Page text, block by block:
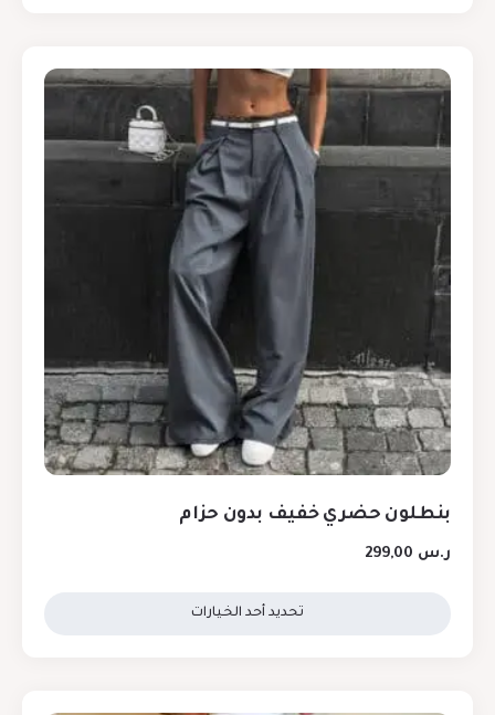
بنطلون حضري خفيف بدون حزام
ر.س
تحديد أحد الخيارات